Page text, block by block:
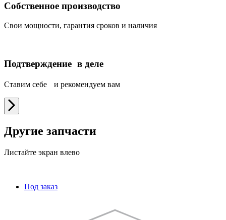
Собственное производство
Свои мощности, гарантия сроков и наличия
Подтверждение в деле
Ставим себе и рекомендуем вам
Другие запчасти
Листайте экран влево
Под заказ